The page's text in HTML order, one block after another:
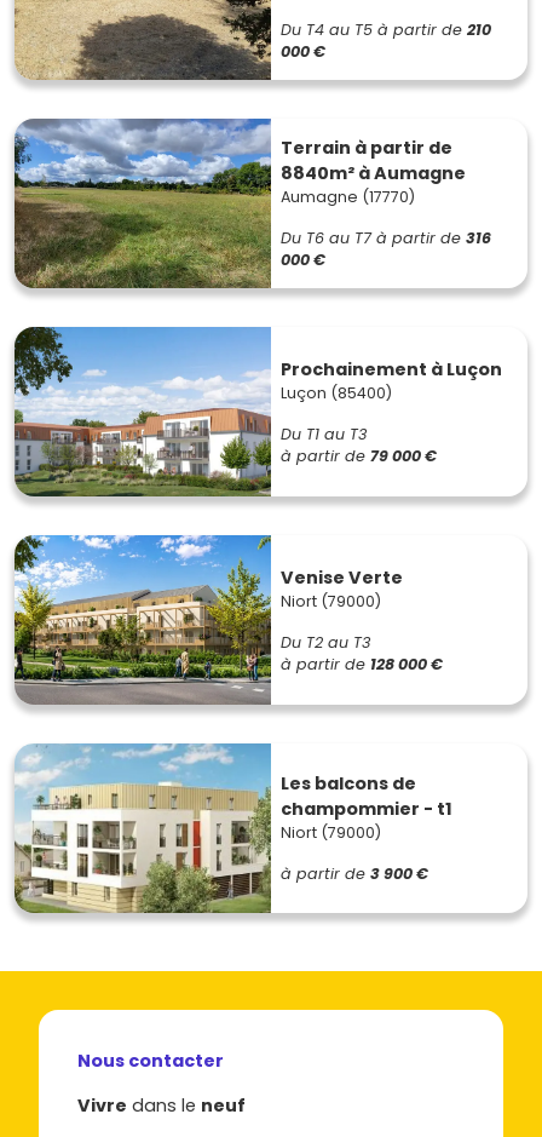
Du T4 au T5 à partir de 210
000 €
Terrain à partir de
8840m² à Aumagne
Aumagne (17770)
Du T6 au T7 à partir de 316
000 €
Prochainement à Luçon
Luçon (85400)
Du T1 au T3
à partir de 79 000 €
Venise Verte
Niort (79000)
Du T2 au T3
à partir de 128 000 €
Les balcons de
champommier - t1
Niort (79000)
à partir de 3 900 €
Nous contacter
Vivre dans le neuf